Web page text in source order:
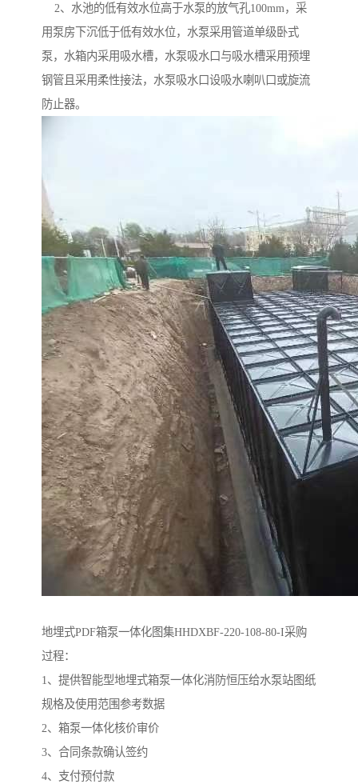
2、水池的低有效水位高于水泵的放气孔100mm，采
用泵房下沉低于低有效水位，水泵采用管道单级卧式
泵，水箱内采用吸水槽，水泵吸水口与吸水槽采用预埋
钢管且采用柔性接法，水泵吸水口设吸水喇叭口或旋流
防止器。
地埋式PDF箱泵一体化图集HHDXBF-220-108-80-I采购
过程：
1、提供智能型地埋式箱泵一体化消防恒压给水泵站图纸
规格及使用范围参考数据
2、箱泵一体化核价审价
3、合同条款确认签约
4、支付预付款